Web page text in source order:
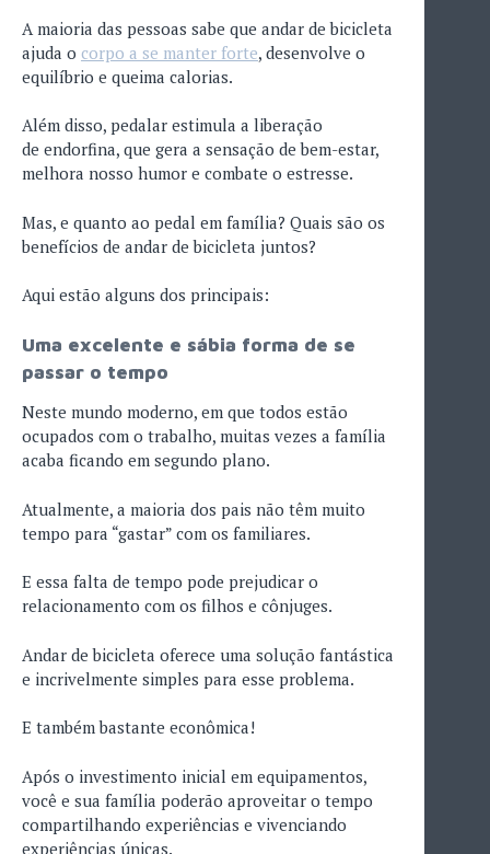
A maioria das pessoas sabe que andar de bicicleta
ajuda o corpo a se manter forte, desenvolve o
equilíbrio e queima calorias.
Além disso, pedalar estimula a liberação
de endorfina, que gera a sensação de bem-estar,
melhora nosso humor e combate o estresse.
Mas, e quanto ao pedal em família? Quais são os
benefícios de andar de bicicleta juntos?
Aqui estão alguns dos principais:
Uma excelente e sábia forma de se
passar o tempo
Neste mundo moderno, em que todos estão
ocupados com o trabalho, muitas vezes a família
acaba ficando em segundo plano.
Atualmente, a maioria dos pais não têm muito
tempo para “gastar” com os familiares.
E essa falta de tempo pode prejudicar o
relacionamento com os filhos e cônjuges.
Andar de bicicleta oferece uma solução fantástica
e incrivelmente simples para esse problema.
E também bastante econômica!
Após o investimento inicial em equipamentos,
você e sua família poderão aproveitar o tempo
compartilhando experiências e vivenciando
experiências únicas.